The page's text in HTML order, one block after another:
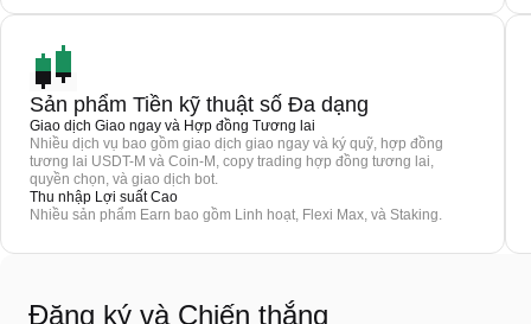
Sản phẩm Tiền kỹ thuật số Đa dạng
Giao dịch Giao ngay và Hợp đồng Tương lai
Nhiều dịch vụ bao gồm giao dịch giao ngay và ký quỹ, hợp đồng
tương lai USDT-M và Coin-M, copy trading hợp đồng tương lai,
quyền chọn, và giao dịch bot.
Thu nhập Lợi suất Cao
Nhiều sản phẩm Earn bao gồm Linh hoạt, Flexi Max, và Staking.
Đăng ký và Chiến thắng